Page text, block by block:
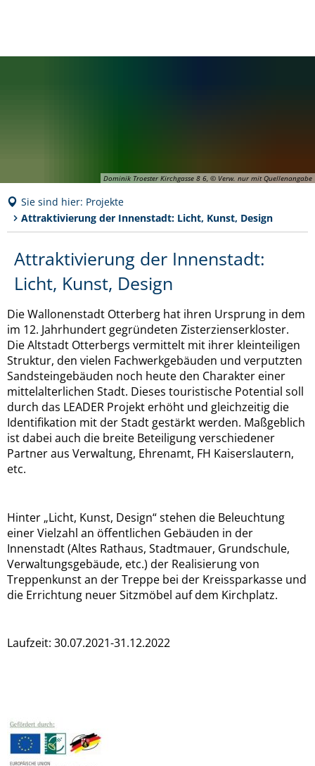
Dominik Troester Kirchgasse 8 6, © Verw. nur mit Quellenangabe
Sie sind hier: Projekte
Attraktivierung der Innenstadt: Licht, Kunst, Design
Attraktivierung
der
Innenstadt:
Licht,
Kunst,
Design
Attraktivierung der Innenstadt:
Licht, Kunst, Design
Die Wallonenstadt Otterberg hat ihren Ursprung in dem
im 12. Jahrhundert gegründeten Zisterzienserkloster.
Die Altstadt Otterbergs vermittelt mit ihrer kleinteiligen
Struktur, den vielen Fachwerkgebäuden und verputzten
Sandsteingebäuden noch heute den Charakter einer
mittelalterlichen Stadt. Dieses touristische Potential soll
durch das LEADER Projekt erhöht und gleichzeitig die
Identifikation mit der Stadt gestärkt werden. Maßgeblich
ist dabei auch die breite Beteiligung verschiedener
Partner aus Verwaltung, Ehrenamt, FH Kaiserslautern,
etc.
Hinter „Licht, Kunst, Design“ stehen die Beleuchtung
einer Vielzahl an öffentlichen Gebäuden in der
Innenstadt (Altes Rathaus, Stadtmauer, Grundschule,
Verwaltungsgebäude, etc.) der Realisierung von
Treppenkunst an der Treppe bei der Kreissparkasse und
die Errichtung neuer Sitzmöbel auf dem Kirchplatz.
Laufzeit: 30.07.2021-31.12.2022